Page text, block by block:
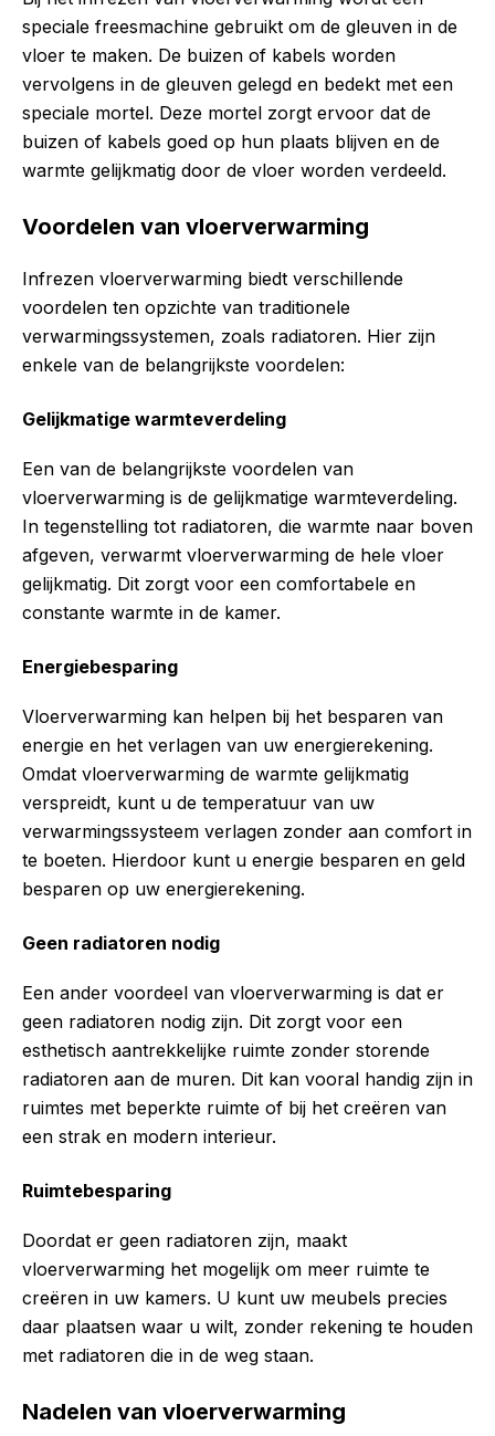
speciale freesmachine gebruikt om de gleuven in de
vloer te maken. De buizen of kabels worden
vervolgens in de gleuven gelegd en bedekt met een
speciale mortel. Deze mortel zorgt ervoor dat de
buizen of kabels goed op hun plaats blijven en de
warmte gelijkmatig door de vloer worden verdeeld.
Voordelen van vloerverwarming
Infrezen vloerverwarming biedt verschillende
voordelen ten opzichte van traditionele
verwarmingssystemen, zoals radiatoren. Hier zijn
enkele van de belangrijkste voordelen:
Gelijkmatige warmteverdeling
Een van de belangrijkste voordelen van
vloerverwarming is de gelijkmatige warmteverdeling.
In tegenstelling tot radiatoren, die warmte naar boven
afgeven, verwarmt vloerverwarming de hele vloer
gelijkmatig. Dit zorgt voor een comfortabele en
constante warmte in de kamer.
Energiebesparing
Vloerverwarming kan helpen bij het besparen van
energie en het verlagen van uw energierekening.
Omdat vloerverwarming de warmte gelijkmatig
verspreidt, kunt u de temperatuur van uw
verwarmingssysteem verlagen zonder aan comfort in
te boeten. Hierdoor kunt u energie besparen en geld
besparen op uw energierekening.
Geen radiatoren nodig
Een ander voordeel van vloerverwarming is dat er
geen radiatoren nodig zijn. Dit zorgt voor een
esthetisch aantrekkelijke ruimte zonder storende
radiatoren aan de muren. Dit kan vooral handig zijn in
ruimtes met beperkte ruimte of bij het creëren van
een strak en modern interieur.
Ruimtebesparing
Doordat er geen radiatoren zijn, maakt
vloerverwarming het mogelijk om meer ruimte te
creëren in uw kamers. U kunt uw meubels precies
daar plaatsen waar u wilt, zonder rekening te houden
met radiatoren die in de weg staan.
Nadelen van vloerverwarming